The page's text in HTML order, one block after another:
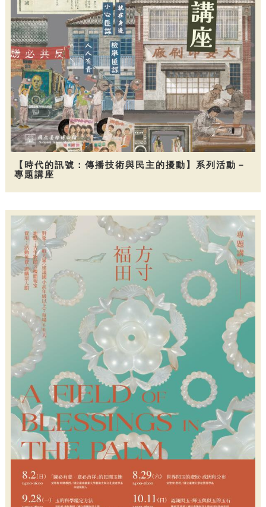
【時代的訊號：傳播技術與民主的擾動】系列活動－
專題講座